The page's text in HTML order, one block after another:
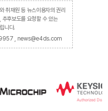
취재원 등 뉴스이용자의 권리
추후보도를 요청할 수 있는
니다.
, news@e4ds.com